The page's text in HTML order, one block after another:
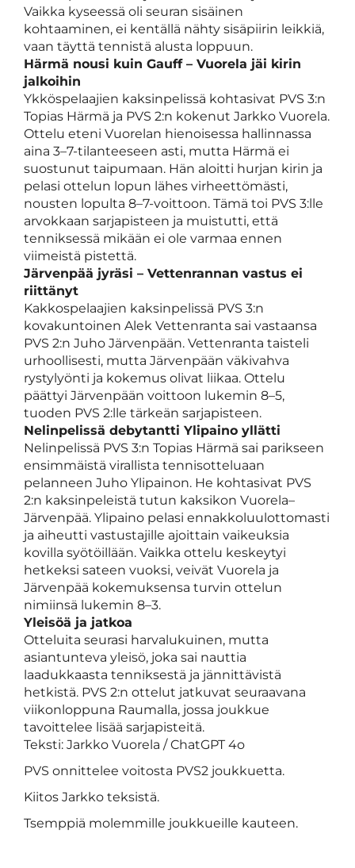
Vaikka kyseessä oli seuran sisäinen
kohtaaminen, ei kentällä nähty sisäpiirin leikkiä,
vaan täyttä tennistä alusta loppuun.
Härmä nousi kuin Gauff – Vuorela jäi kirin
jalkoihin
Ykköspelaajien kaksinpelissä kohtasivat PVS 3:n
Topias Härmä ja PVS 2:n kokenut Jarkko Vuorela.
Ottelu eteni Vuorelan hienoisessa hallinnassa
aina 3–7-tilanteeseen asti, mutta Härmä ei
suostunut taipumaan. Hän aloitti hurjan kirin ja
pelasi ottelun lopun lähes virheettömästi,
nousten lopulta 8–7-voittoon. Tämä toi PVS 3:lle
arvokkaan sarjapisteen ja muistutti, että
tenniksessä mikään ei ole varmaa ennen
viimeistä pistettä.
Järvenpää jyräsi – Vettenrannan vastus ei
riittänyt
Kakkospelaajien kaksinpelissä PVS 3:n
kovakuntoinen Alek Vettenranta sai vastaansa
PVS 2:n Juho Järvenpään. Vettenranta taisteli
urhoollisesti, mutta Järvenpään väkivahva
rystylyönti ja kokemus olivat liikaa. Ottelu
päättyi Järvenpään voittoon lukemin 8–5,
tuoden PVS 2:lle tärkeän sarjapisteen.
Nelinpelissä debytantti Ylipaino yllätti
Nelinpelissä PVS 3:n Topias Härmä sai parikseen
ensimmäistä virallista tennisotteluaan
pelanneen Juho Ylipainon. He kohtasivat PVS
2:n kaksinpeleistä tutun kaksikon Vuorela–
Järvenpää. Ylipaino pelasi ennakkoluulottomasti
ja aiheutti vastustajille ajoittain vaikeuksia
kovilla syötöillään. Vaikka ottelu keskeytyi
hetkeksi sateen vuoksi, veivät Vuorela ja
Järvenpää kokemuksensa turvin ottelun
nimiinsä lukemin 8–3.
Yleisöä ja jatkoa
Otteluita seurasi harvalukuinen, mutta
asiantunteva yleisö, joka sai nauttia
laadukkaasta tenniksestä ja jännittävistä
hetkistä. PVS 2:n ottelut jatkuvat seuraavana
viikonloppuna Raumalla, jossa joukkue
tavoittelee lisää sarjapisteitä.
Teksti: Jarkko Vuorela / ChatGPT 4o
PVS onnittelee voitosta PVS2 joukkuetta.
Kiitos Jarkko teksistä.
Tsemppiä molemmille joukkueille kauteen.